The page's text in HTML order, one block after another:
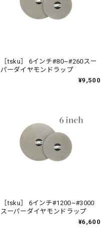
［tsku］ 6インチ#80~#260スー
パーダイヤモンドラップ
¥9,500
［tsku］ 6インチ#1200~#3000
スーパーダイヤモンドラップ
¥6,600